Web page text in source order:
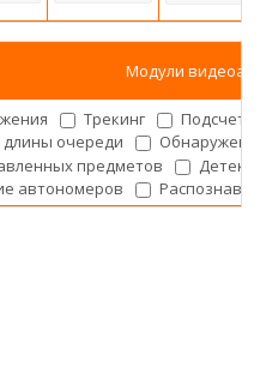
Модули
Трекинг
Подсчет
очереди
предметов
автономеров